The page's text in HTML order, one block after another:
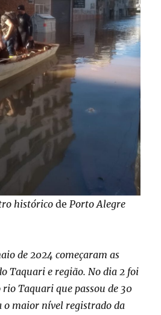
histórico de Porto Alegre
de 2024 começaram as
Taquari e região. No dia 2 foi
Taquari que passou de 30
o maior nível registrado da